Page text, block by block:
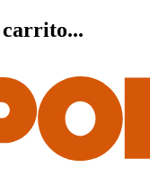
carrito...